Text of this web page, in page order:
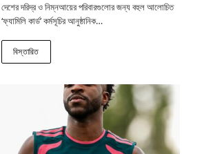
দেশের দরিদ্র ও নিম্নআয়ের পরিবারগুলোর জন্য বহুল আলোচিত
‘ফ্যামিলি কার্ড’ কর্মসূচির আনুষ্ঠানিক…
বিস্তারিত